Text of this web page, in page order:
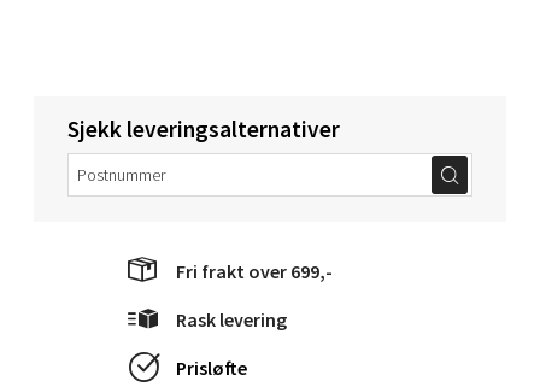
Sjekk leveringsalternativer
Fri frakt over 699,-
Rask levering
Prisløfte
Mandal - Alti Mandal
Skarvøyveien 55, 4517 Mandal
Åpent i dag 10-20
0 i butikk